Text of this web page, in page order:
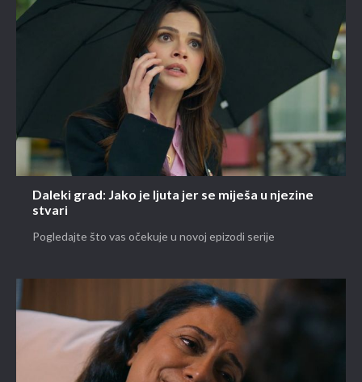
Daleki grad: Jako je ljuta jer se miješa u njezine
stvari
Pogledajte što vas očekuje u novoj epizodi serije